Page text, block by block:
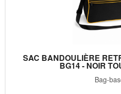
SAC BANDOULIÈRE
BG14 - NOIR
Bag-